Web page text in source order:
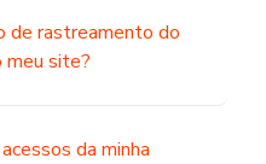
de rastreamento do
site?
da minha